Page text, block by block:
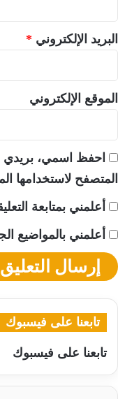
البريد الإلكتروني *
الموقع الإلكتروني
احفظ اسمي، بريدي
المتصفح لاستخدامها
أعلمني بمتابعة
أعلمني بالمواضيع
تابعنا على فيسبوك
تابعنا على فيسبوك